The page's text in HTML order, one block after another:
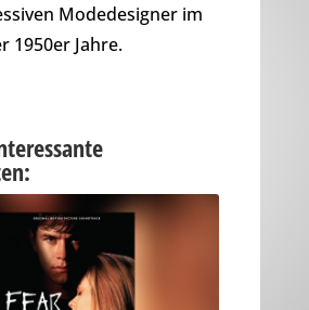
Modedesigner im
1950er Jahre.